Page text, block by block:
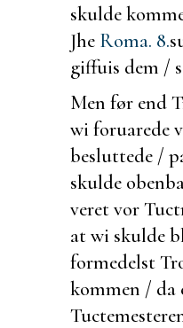
skulde
Jhe Roma. 8.
giffuis dem /
Men før end
wiforuarede
besluttede /
skulde
veret vor
at wi skulde
formedelst
kommen / da